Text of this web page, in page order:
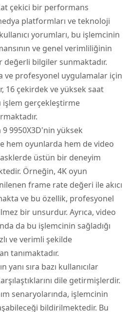
çekici bir performans
platformları ve teknoloji
yorumları, bu işlemcinin
ve genel verimliliğinin
değerli bilgiler sunmaktadır.
ve profesyonel uygulamalar için
16 çekirdek ve yüksek saat
işlem gerçekleştirme
9 9950X3D'nin yüksek
hem oyunlarda hem de video
üstün bir deneyim
Örneğin, 4K oyun
frame rate değeri ile akıcı
ve bu özellik, profesyonel
bir unsurdur. Ayrıca, video
da bu işlemcinin sağladığı
ve verimli şekilde
tanımaktadır.
sıra bazı kullanıcılar
dile getirmişlerdir.
senaryolarında, işlemcinin
bildirilmektedir. Bu